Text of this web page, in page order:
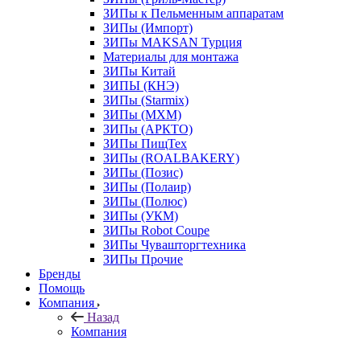
ЗИПы к Пельменным аппаратам
ЗИПы (Импорт)
ЗИПы MAKSAN Турция
Материалы для монтажа
ЗИПы Китай
ЗИПЫ (КНЭ)
ЗИПы (Starmix)
ЗИПы (МХМ)
ЗИПы (АРКТО)
ЗИПы ПищТех
ЗИПы (ROALBAKERY)
ЗИПы (Позис)
ЗИПы (Полаир)
ЗИПы (Полюс)
ЗИПы (УКМ)
ЗИПы Robot Coupe
ЗИПы Чувашторгтехника
ЗИПы Прочие
Бренды
Помощь
Компания
Назад
Компания